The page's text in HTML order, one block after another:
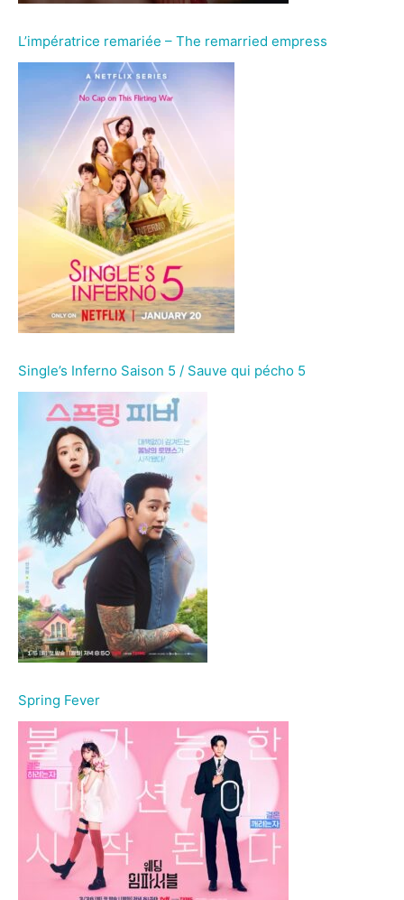
L’impératrice remariée – The remarried empress
Single’s Inferno Saison 5 / Sauve qui pécho 5
Spring Fever